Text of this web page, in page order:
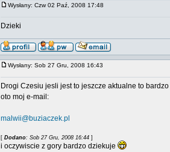
Wysłany: Czw 02 Paź, 2008 17:48
Dzieki
Wysłany: Sob 27 Gru, 2008 16:43
Drogi Czesiu jesli jest to jeszcze aktualne to
oto moj e-mail:
malwii@buziaczek.pl
[ Dodano: Sob 27 Gru, 2008 16:44 ]
i oczywiscie z gory bardzo dziekuje